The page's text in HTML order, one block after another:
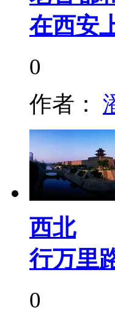
在西安
0
作者：
西北
行万里
0